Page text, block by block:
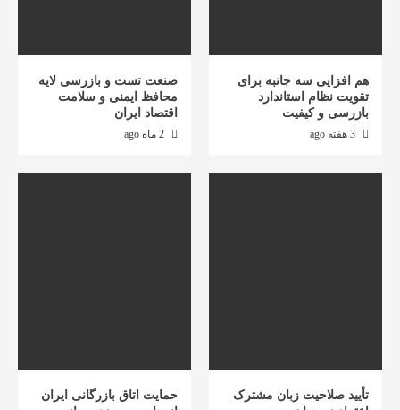
هم افزایی سه جانبه برای
تقویت نظام استاندارد
بازرسی و کیفیت
صنعت تست و بازرسی لایه
محافظ ایمنی و سلامت
اقتصاد ایران
تأیید صلاحیت زبان مشترک
حمایت اتاق بازرگانی ایران